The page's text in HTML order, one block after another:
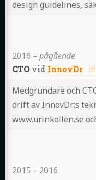
design guidelines,
2016 – pågående
CTO vid InnovDr
Medgrundare och
drift av InnovDr:s
www.urinkollen.se
2015 – 2016